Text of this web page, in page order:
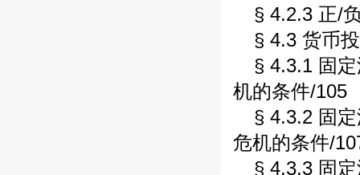
§ 4.2.3 正/
§ 4.3 货币
§ 4.3.1 固
机的条件/105
§ 4.3.2 固
危机的条件/
§ 4.3.3 固